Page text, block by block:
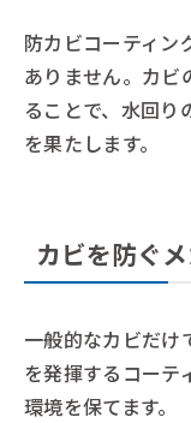
防カビコーティン
ありません。カビ
ることで、水回り
を果たします。
カビを防ぐ
一般的なカビだけ
を発揮するコーテ
環境を保てます。